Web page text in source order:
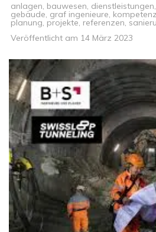
anlagen, bauwesen, dienstleistungen,
gebäude, graf ingenieure, kompetenz
planung, projekte, referenzen,
Veröffentlicht am 14 März 2023